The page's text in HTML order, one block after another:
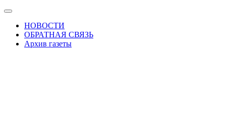
Skip
content
Показать/
Скрыть
навигацию
НОВОСТИ
ОБРАТНАЯ СВЯЗЬ
Архив газеты